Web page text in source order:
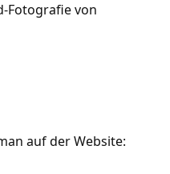
Fotografie von
auf der Website: